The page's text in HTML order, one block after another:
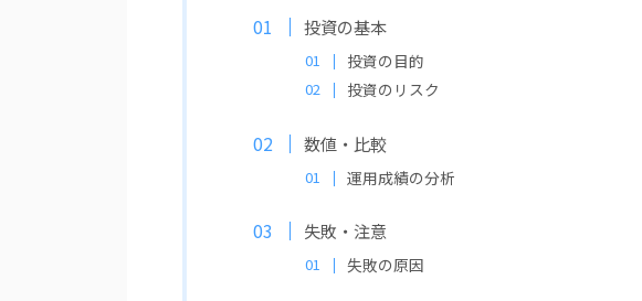
投資の基本
投資の目的
投資のリスク
数値・比較
運用成績の分析
失敗・注意
失敗の原因